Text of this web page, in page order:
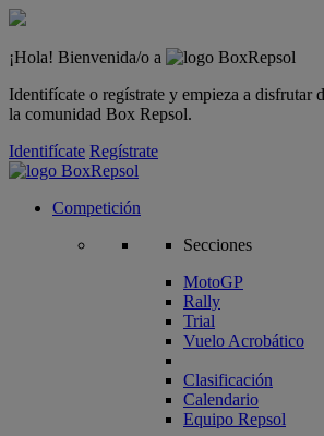
¡Hola! Bienvenida/o a
Identifícate o regístrate y empieza a disfrutar
la comunidad Box Repsol.
Identifícate Regístrate
Competición
Secciones
MotoGP
Rally
Trial
Vuelo Acrobático
Clasificación
Calendario
Equipo Repsol